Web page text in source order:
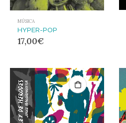
MÚSICA
HYPER-POP
17,00€